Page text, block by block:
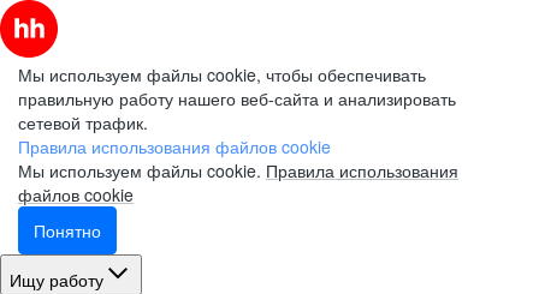
Мы используем файлы cookie, чтобы обеспечивать
правильную работу нашего веб-сайта и анализировать
сетевой трафик.
Правила использования файлов cookie
Мы используем файлы cookie. Правила использования
файлов cookie
Понятно
Ищу работу